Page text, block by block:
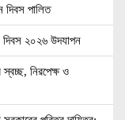
দিবস পালিত
দিবস ২০২৬ উদযাপন
স্বচ্ছ, নিরপেক্ষ ও